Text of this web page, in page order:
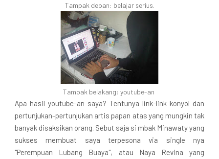
Tampak depan: belajar serius.
Tampak belakang: youtube-an
Apa hasil youtube-an saya? Tentunya link-link konyol dan
pertunjukan-pertunjukan artis papan atas yang mungkin tak
banyak disaksikan orang. Sebut saja si mbak Minawaty yang
sukses membuat saya terpesona via single nya
"Perempuan Lubang Buaya", atau Naya Revina yang